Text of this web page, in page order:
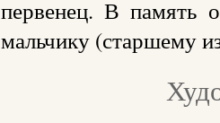
первенец. В память
мальчику (старшему